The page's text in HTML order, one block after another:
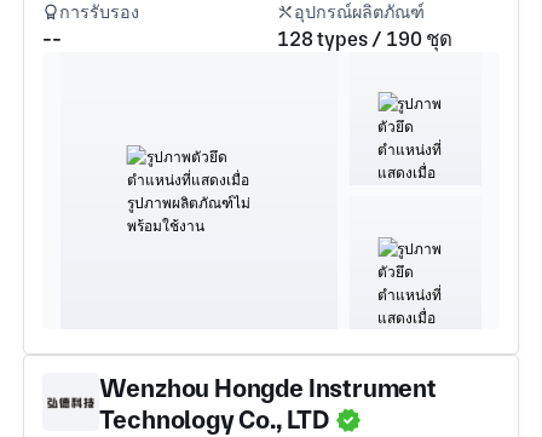
การรับรอง
--
อุปกรณ์ผลิตภัณฑ์
128 types / 190 ชุด
Wenzhou Hongde Instrument
Technology Co., LTD